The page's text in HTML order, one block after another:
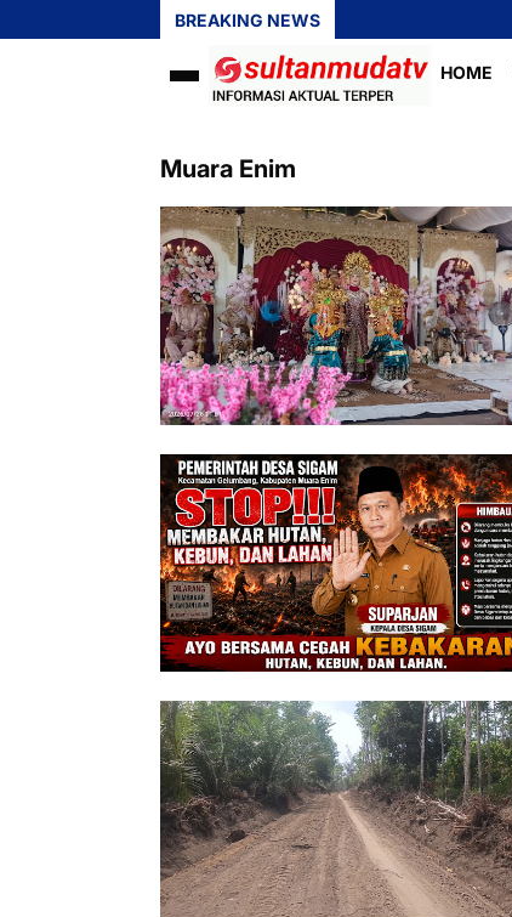
BREAKING NEWS
HOME
Muara Enim